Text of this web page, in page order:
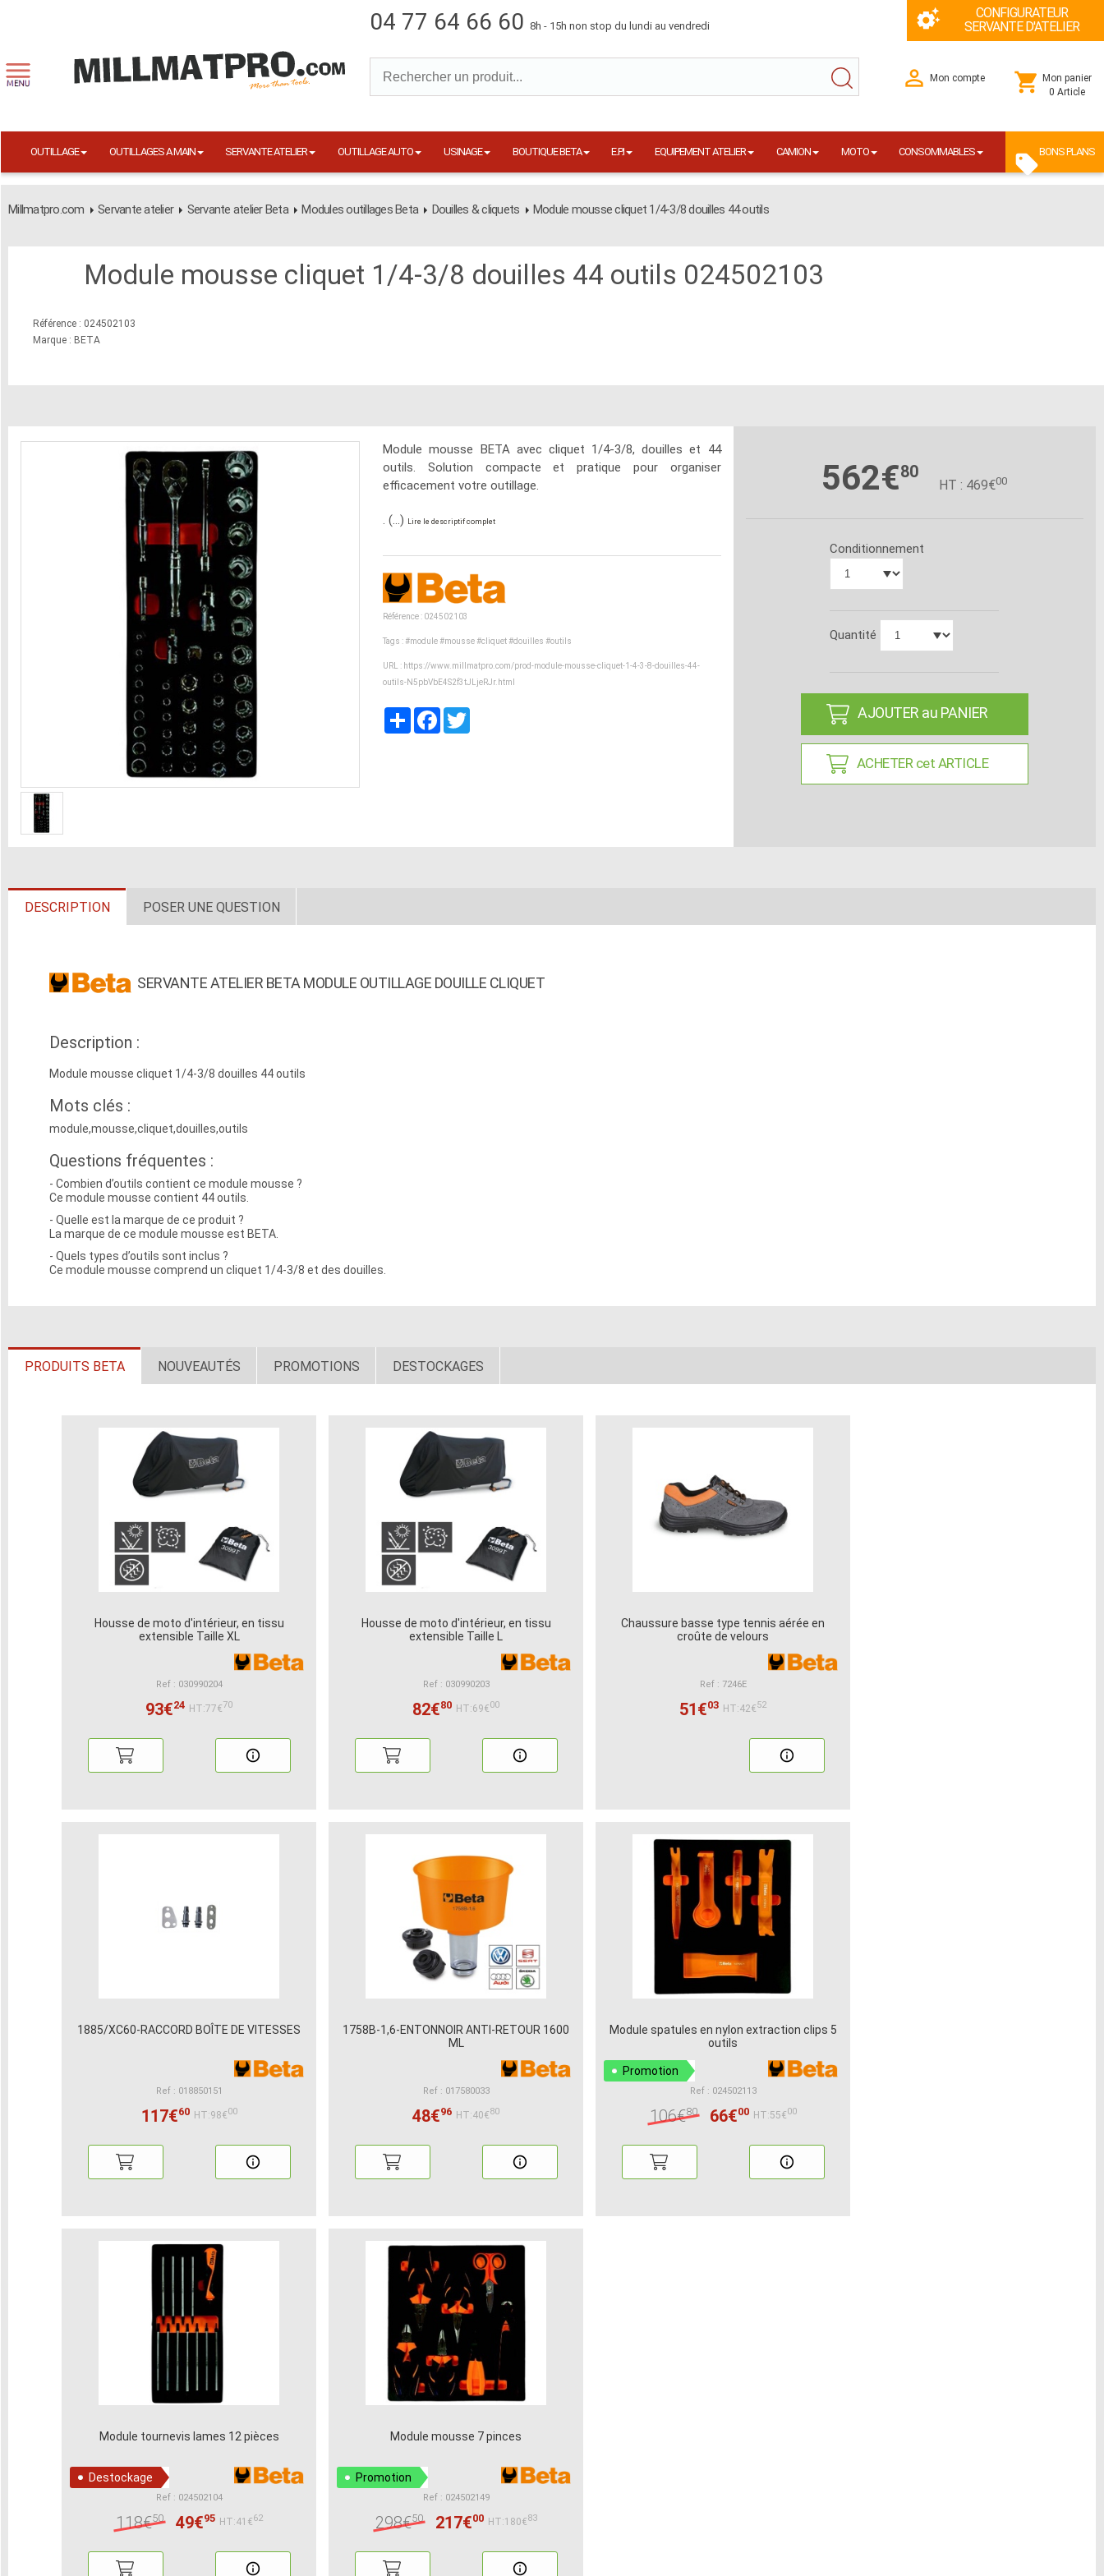
04 77 64 66 60 8h - 15h non stop du lundi au vendredi
CONFIGURATEUR
SERVANTE D'ATELIER
Mon compte
Mon panier
0 Article
OUTILLAGE OUTILLAGES A MAIN SERVANTE ATELIER OUTILLAGE AUTO USINAGE BOUTIQUE BETA E.P.I EQUIPEMENT ATELIER CAMION MOTO CONSOMMABLES BONS PLANS
Millmatpro.com Servante atelier Servante atelier Beta Modules outillages Beta Douilles & cliquets Module mousse cliquet 1/4-3/8 douilles 44 outils
Module mousse cliquet 1/4-3/8 douilles 44 outils 024502103
Référence : 024502103
Marque : BETA
Module mousse BETA avec cliquet 1/4-3/8, douilles et 44
outils. Solution compacte et pratique pour organiser
efficacement votre outillage.
. (...) Lire le descriptif complet
Référence : 024502103
Tags :#module #mousse #cliquet #douilles #outils
URL : https://www.millmatpro.com/prod-module-mousse-cliquet-1-4-3-8-douilles-44-
outils-N5pbVbE4S2f3tJLjeRJr.html
PartagerFacebook
562€80
HT : 469€00
Conditionnement
Quantité
AJOUTER au PANIER
ACHETER cet ARTICLE
DESCRIPTION POSER UNE QUESTION
SERVANTE ATELIER BETA MODULE OUTILLAGE DOUILLE CLIQUET
Description :
Module mousse cliquet 1/4-3/8 douilles 44 outils
Mots clés :
module,mousse,cliquet,douilles,outils
Questions fréquentes :
- Combien d’outils contient ce module mousse ?
Ce module mousse contient 44 outils.
- Quelle est la marque de ce produit ?
La marque de ce module mousse est BETA.
- Quels types d’outils sont inclus ?
Ce module mousse comprend un cliquet 1/4-3/8 et des douilles.
PRODUITS BETA NOUVEAUTÉS PROMOTIONS DESTOCKAGES
Housse de moto d'intérieur, en tissu
extensible Taille XL
Ref : 030990204
93€24 HT:77€70
Housse de moto d'intérieur, en tissu
extensible Taille L
Ref : 030990203
82€80 HT:69€00
Chaussure basse type tennis aérée en
croûte de velours
Ref : 7246E
51€03 HT:42€52
1885/XC60-RACCORD BOÎTE DE VITESSES
Ref : 018850151
117€60 HT:98€00
1758B-1,6-ENTONNOIR ANTI-RETOUR 1600
ML
Ref : 017580033
48€96 HT:40€80
Module spatules en nylon extraction clips 5
outils
Promotion
Ref : 024502113
106€80 66€00 HT:55€00
Module tournevis lames 12 pièces
Destockage
Ref : 024502104
118€50 49€95 HT:41€62
Module mousse 7 pinces
Promotion
Ref : 024502149
298€50 217€00 HT:180€83